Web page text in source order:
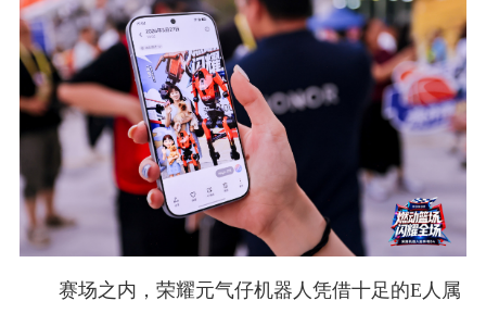
赛场之内，荣耀元气仔机器人凭借十足的E人属